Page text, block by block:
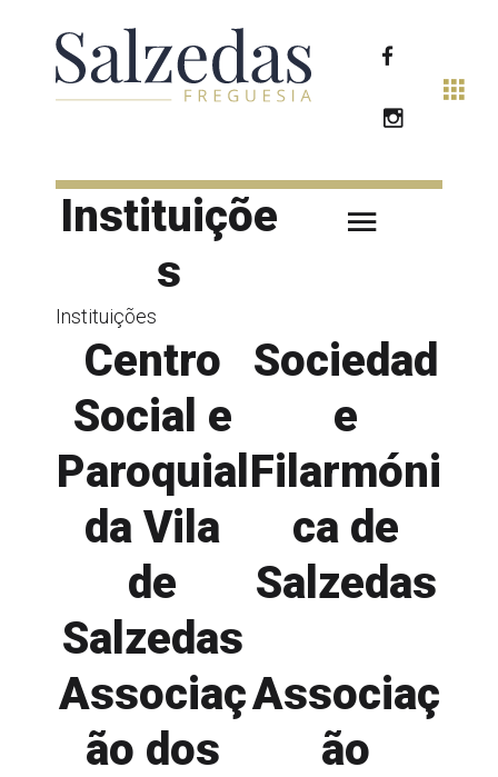
Instituiçõe
s
Instituições
Centro
Social e
Paroquial
da Vila
de
Salzedas
Sociedad
e
Filarmóni
ca de
Salzedas
Associaç
ão dos
Associaç
ão